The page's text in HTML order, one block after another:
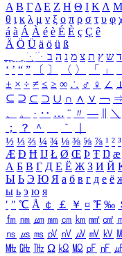
Α Β ΓΔ Ε Ζ Η Θ Ι ΚΛ Μ
θ ι κ λ μ ν ξ ο π ρ σ τ υ φ
á à Á À é è É È ç Ç ê
Ä Ö Ü ä ö ü ß
ִֶֹ ֻּ ׁׂ ד ש ץ ת צ מ נ ה ב
‘ ’ “ ” 〔 〕 〈 〉 「 」
± × ÷ ≠ ≤ ≥ ∞ ∴ ♂ ♀ ∠
⊆ ⊇ ⊂ ⊃ ∪ ∩ ∧ ∨ ￢
、
。 · ‥ … ¨ 〃 ― ＼
；
？ ＾ ｀
½ ⅓ ⅔ ¼ ¾ ⅛ ⅜ ⅝ ⅞ ¹ ² ³
Æ Ð Ħ Ĳ Ł Ø Œ Þ Ŧ Ŋ æ
А Б В Г Д Е Ё Ж З И Й
Ы Ь Э Ю Я а б в г д е ё
ы ь э ю я
′ ″ ℃ Å ￠ ￡ ￥ ¤ ℉ ‰
㎙ ㎚ ㎛ ㎜ ㎝ ㎞ ㎟ ㎠
㎱ ㎲ ㎳ ㎴ ㎵ ㎶ ㎷ ㎸
㎒ ㎓ ㎔ Ω ㏀ ㏁ ㎊ ㎋